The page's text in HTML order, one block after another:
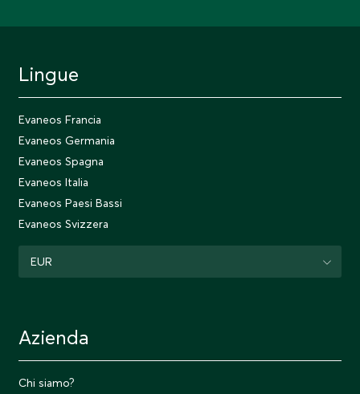
Lingue
Evaneos Francia
Evaneos Germania
Evaneos Spagna
Evaneos Italia
Evaneos Paesi Bassi
Evaneos Svizzera
EUR
Azienda
Chi siamo?